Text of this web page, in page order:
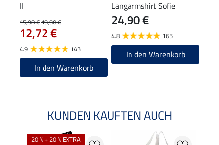
II
15,90 €19,90 €
12,72 €
4.9 143
In den Warenkorb
Langarmshirt Sofie
24,90 €
4.8 165
In den Warenkorb
KUNDEN KAUFTEN AUCH
20 % + 20 % EXTRA